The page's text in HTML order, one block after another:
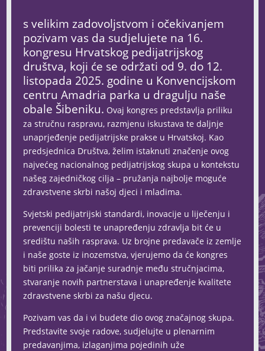
s velikim zadovoljstvom i očekivanjem
pozivam vas da sudjelujete na 16.
kongresu Hrvatskog pedijatrijskog
društva, koji će se održati od 9. do 12.
listopada 2025. godine u Konvencijskom
centru Amadria parka u dragulju naše
obale Šibeniku. Ovaj kongres predstavlja priliku
za stručnu raspravu, razmjenu iskustava te daljnje
unaprjeđenje pedijatrijske prakse u Hrvatskoj. Kao
predsjednica Društva, želim istaknuti značenje ovog
najvećeg nacionalnog pedijatrijskog skupa u kontekstu
našeg zajedničkog cilja – pružanja najbolje moguće
zdravstvene skrbi našoj djeci i mladima.
Svjetski pedijatrijski standardi, inovacije u liječenju i
prevenciji bolesti te unapređenju zdravlja bit će u
središtu naših rasprava. Uz brojne predavače iz zemlje
i naše goste iz inozemstva, vjerujemo da će kongres
biti prilika za jačanje suradnje među stručnjacima,
stvaranje novih partnerstava i unapređenje kvalitete
zdravstvene skrbi za našu djecu.
Pozivam vas da i vi budete dio ovog značajnog skupa.
Predstavite svoje radove, sudjelujte u plenarnim
predavanjima, izlaganjima pojedinih uže